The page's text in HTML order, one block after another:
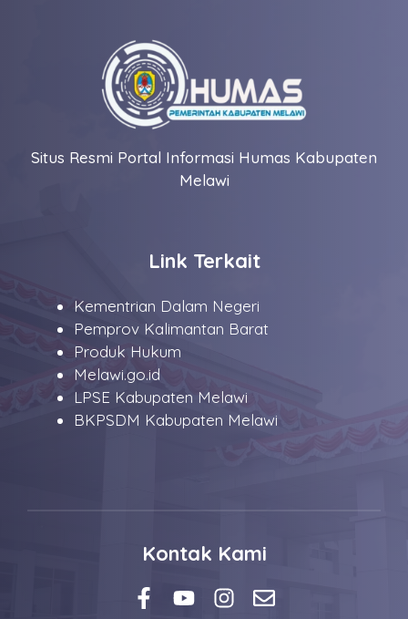
Situs Resmi Portal Informasi Humas Kabupaten
Melawi
Link Terkait
Kementrian Dalam Negeri
Pemprov Kalimantan Barat
Produk Hukum
Melawi.go.id
LPSE Kabupaten Melawi
BKPSDM Kabupaten Melawi
Kontak Kami